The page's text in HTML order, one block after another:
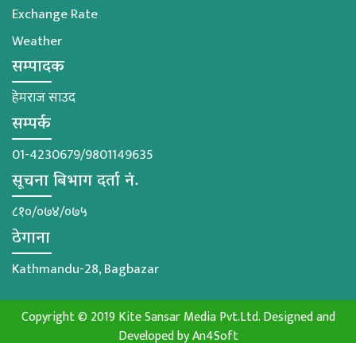
Exchange Rate
Weather
सम्पादक
हेमराज साउद
सम्पर्क
01-4230679/9801149635
सूचना बिभाग दर्ता नं.
८१०/०७४/०७५
ठेगाना
Kathmandu-28, Bagbazar
Copyright © 2019 Kite Sansar Media Pvt.Ltd. Designed and
Developed byAn4Soft